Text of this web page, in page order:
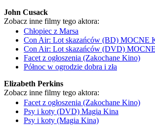
John Cusack
Zobacz inne filmy tego aktora:
Chłopiec z Marsa
Con Air: Lot skazańców (BD) MOCNE
Con Air: Lot skazańców (DVD)
Facet z ogłoszenia (Zakochane Kino)
Północ w ogrodzie dobra i zła
Elizabeth Perkins
Zobacz inne filmy tego aktora:
Facet z ogłoszenia (Zakochane Kino)
Psy i koty (DVD) Magia Kina
Psy i koty (Magia Kina)